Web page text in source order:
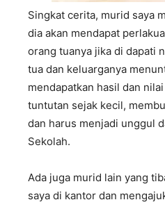
Singkat cerita, murid saya
dia akan mendapat
orang tuanya jika di dapati
tua dan keluarganya
mendapatkan hasil dan
tuntutan sejak kecil,
dan harus menjadi unggul
Sekolah.
Ada juga murid lain yang
saya di kantor dan